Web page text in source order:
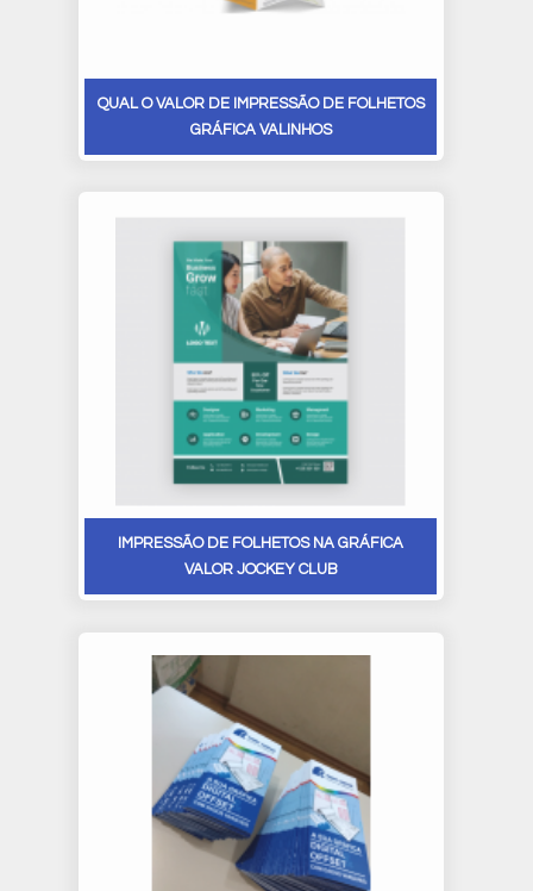
QUAL O VALOR DE IMPRESSÃO DE FOLHETOS
GRÁFICA VALINHOS
IMPRESSÃO DE FOLHETOS NA GRÁFICA
VALOR JOCKEY CLUB